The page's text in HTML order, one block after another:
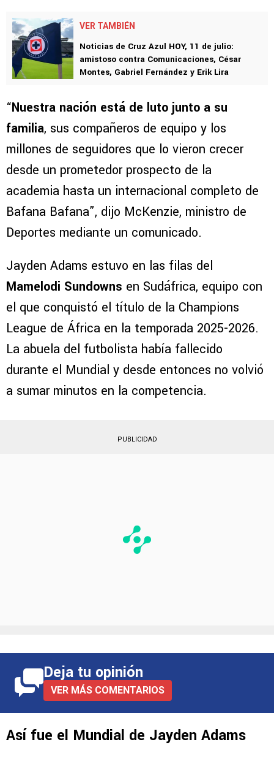
VER TAMBIÉN
Noticias de Cruz Azul HOY, 11 de julio:
amistoso contra Comunicaciones, César
Montes, Gabriel Fernández y Erik Lira
“Nuestra nación está de luto junto a su
familia, sus compañeros de equipo y los
millones de seguidores que lo vieron crecer
desde un prometedor prospecto de la
academia hasta un internacional completo de
Bafana Bafana”, dijo McKenzie, ministro de
Deportes mediante un comunicado.
Jayden Adams estuvo en las filas del
Mamelodi Sundowns en Sudáfrica, equipo con
el que conquistó el título de la Champions
League de África en la temporada 2025-2026.
La abuela del futbolista había fallecido
durante el Mundial y desde entonces no volvió
a sumar minutos en la competencia.
PUBLICIDAD
Deja tu opinión
VER MÁS COMENTARIOS
Así fue el Mundial de Jayden Adams